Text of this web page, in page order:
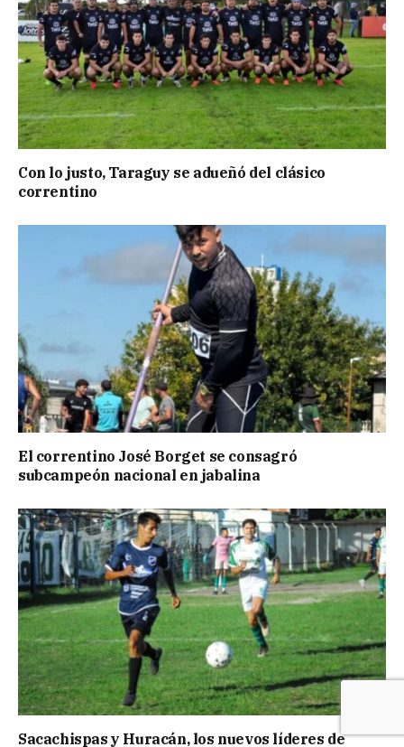
Con lo justo, Taraguy se adueñó del clásico
correntino
El correntino José Borget se consagró
subcampeón nacional en jabalina
Sacachispas y Huracán, los nuevos líderes de